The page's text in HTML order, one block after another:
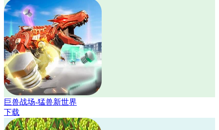
巨兽战场-猛兽新世界
下载